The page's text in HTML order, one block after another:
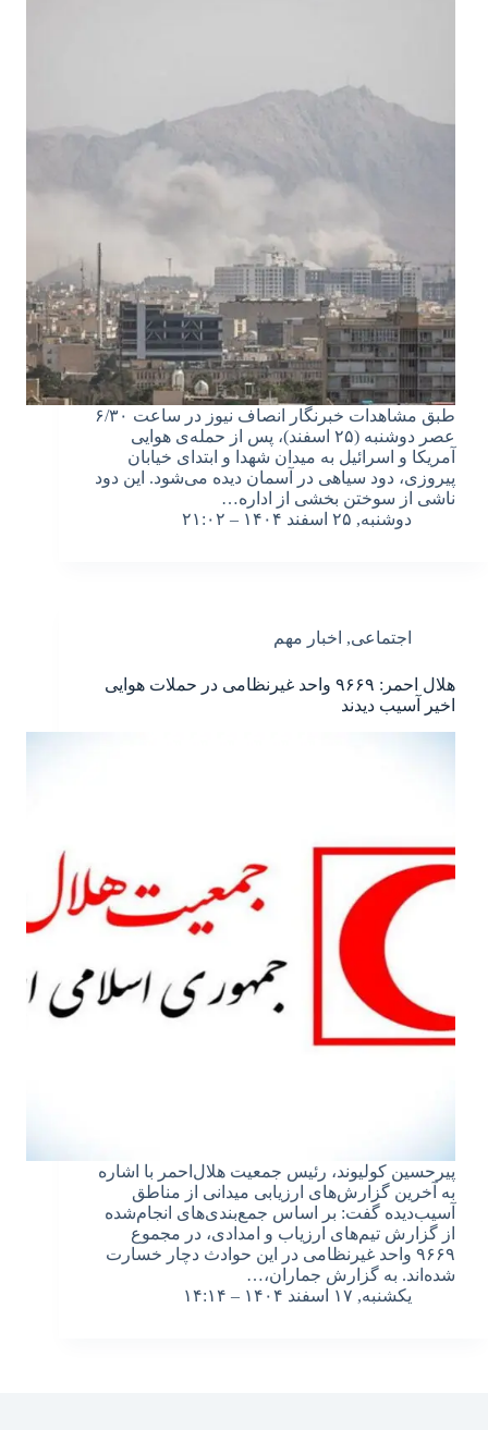
طبق مشاهدات خبرنگار انصاف نیوز در ساعت ۶/۳۰
عصر دوشنبه (۲۵ اسفند)، پس از حمله‌ی هوایی
آمریکا و اسرائیل به میدان شهدا و ابتدای خیابان
پیروزی، دود سیاهی در آسمان دیده می‌شود. این دود
ناشی از سوختن بخشی از اداره…
دوشنبه, ۲۵ اسفند ۱۴۰۴ – ۲۱:۰۲
اجتماعی, اخبار مهم
هلال احمر: ۹۶۶۹ واحد غیرنظامی در حملات هوایی
اخیر آسیب دیدند
پیرحسین کولیوند، رئیس جمعیت هلال‌احمر با اشاره
به آخرین گزارش‌های ارزیابی میدانی از مناطق
آسیب‌دیده گفت: بر اساس جمع‌بندی‌های انجام‌شده
از گزارش تیم‌های ارزیاب و امدادی، در مجموع
۹۶۶۹ واحد غیرنظامی در این حوادث دچار خسارت
شده‌اند. به گزارش جماران،…
یکشنبه, ۱۷ اسفند ۱۴۰۴ – ۱۴:۱۴